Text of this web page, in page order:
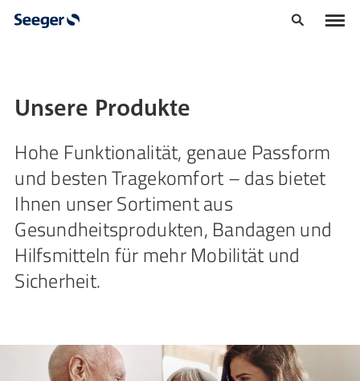
Unsere Produkte
Hohe Funktionalität, genaue Passform
und besten Tragekomfort – das bietet
Ihnen unser Sortiment aus
Gesundheitsprodukten, Bandagen und
Hilfsmitteln für mehr Mobilität und
Sicherheit.